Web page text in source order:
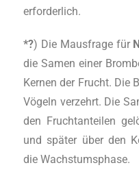
erforderlich.
*?) Die Mausfrage für
die Samen einer
Kernen der Frucht. Die
Vögeln verzehrt. Die
den Fruchtanteilen
und später über den
die Wachstumsphase.